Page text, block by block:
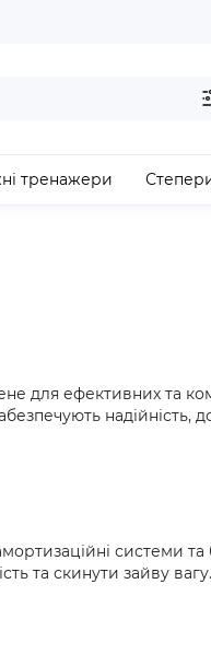
тренажери
для ефективних та
надійність,
системи
та скинути зайву